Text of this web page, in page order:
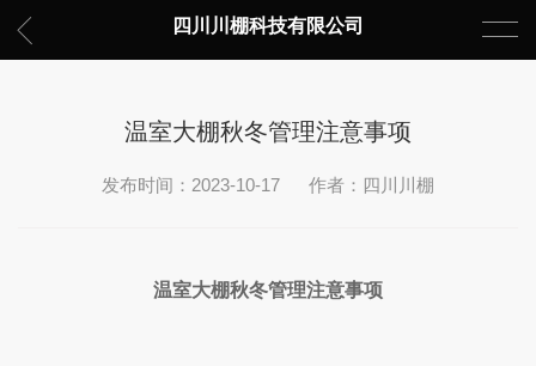
四川川棚科技有限公司
温室大棚秋冬管理注意事项
发布时间：2023-10-17 作者：四川川棚
温室大棚秋冬管理注意事项